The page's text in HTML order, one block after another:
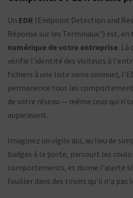
Un EDR (Endpoint Detection and
Réponse sur les Terminaux") est,
numérique de votre entreprise. Là
vérifie l'identité des visiteurs à
fichiers à une liste noire connue),
permanence tous les
de votre réseau — même ceux qui
auparavant.
Imaginez un vigile qui, au lieu de
badges à la porte, parcourt les
comportements, et donne l'alerte si
fouiller dans des tiroirs qu'il n'a pas